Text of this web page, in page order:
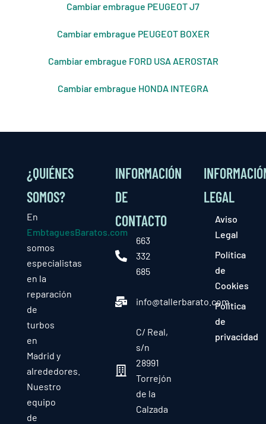
Cambiar embrague PEUGEOT J7
Cambiar embrague PEUGEOT BOXER
Cambiar embrague FORD USA AEROSTAR
Cambiar embrague HONDA INTEGRA
¿QUIÉNES
SOMOS?
En
EmbtaguesBaratos.com
somos
especialistas
en la
reparación
de
turbos
en
Madrid y
alrededores.
Nuestro
equipo
de
INFORMACIÓN
DE
CONTACTO
663
332
685
info@tallerbarato.com
C/ Real,
s/n
28991
Torrejón
de la
Calzada
LEGAL
Aviso
Legal
Política
de
Cookies
Política
de
privacidad